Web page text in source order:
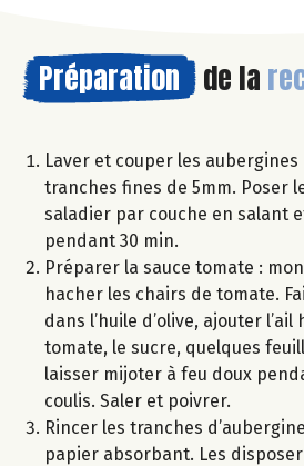
Préparation de la
Laver et couper les
tranches fines de 5mm. Poser
saladier par couche en salant
pendant 30 min.
Préparer la sauce tomate :
hacher les chairs de tomate.
dans l’huile d’olive, ajouter
tomate, le sucre, quelques
laisser mijoter à feu doux
coulis. Saler et poivrer.
Rincer les tranches
papier absorbant. Les